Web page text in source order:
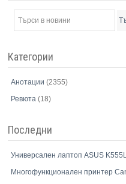
Категории
Анотации(2355)
Ревюта(18)
Последни
Универсален лаптоп ASUS
Многофункционален принтер